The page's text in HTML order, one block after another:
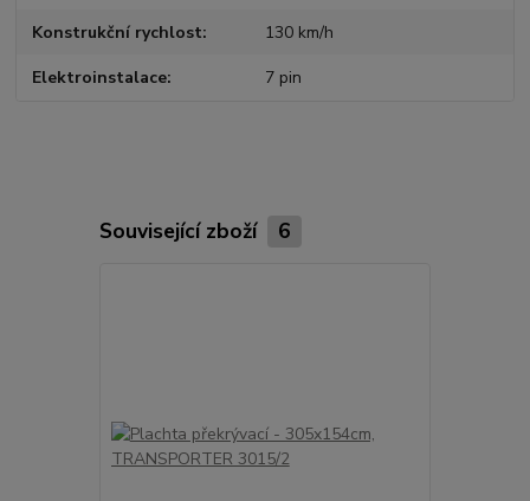
Konstrukční rychlost 130 km/h
Elektroinstalace 7 pin
Související zboží 6